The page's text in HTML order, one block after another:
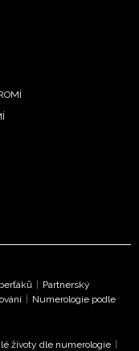
| Partnerský
| Numerologie podle
životy dle numerologie |